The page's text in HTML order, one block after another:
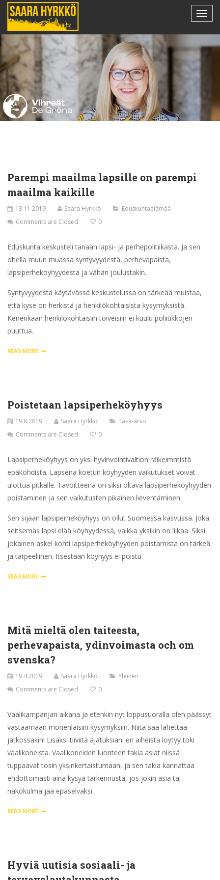
Parempi maailma lapsille on parempi
maailma kaikille
13.11.2019 Saara Hyrkkö
Eduskuntaelämää
Comments are Closed
0
Eduskunta keskusteli tänään lapsi- ja perhepolitiikasta. Ja sen
ohella muun muassa syntyvyydestä, perhevapaista,
lapsiperheköyhyydestä ja vähän joulustakin.
Syntyvyydestä käytävässä keskustelussa on tärkeää muistaa,
että kyse on herkistä ja henkilökohtaisista kysymyksistä.
Kenenkään henkilökohtaisiin toiveisiin ei kuulu poliitikkojen
puuttua.
READ MORE
Poistetaan lapsiperheköyhyys
19.8.2019 Saara Hyrkkö
Tasa-arvo
Comments are Closed
0
Lapsiperheköyhyys on yksi hyvinvointivaltion räikeimmistä
epäkohdista. Lapsena koetun köyhyyden vaikutukset voivat
ulottua pitkälle. Tavoitteena on siksi oltava lapsiperheköyhyyden
poistaminen ja sen vaikutusten pikainen lieventäminen.
Sen sijaan lapsiperheköyhyys on ollut Suomessa kasvussa. Joka
seitsemäs lapsi elää köyhyydessä, vaikka yksikin on liikaa. Siksi
jokainen askel kohti lapsiperheköyhyyden poistamista on tärkeä
ja tarpeellinen. Itsestään köyhyys ei poistu.
READ MORE
Mitä mieltä olen taiteesta,
perhevapaista, ydinvoimasta och om
svenska?
19.4.2019 Saara Hyrkkö
Yleinen
Comments are Closed
0
Vaalikampanjan aikana ja etenkin nyt loppusuoralla olen päässyt
vastaamaan monenlaisiin kysymyksiin. Niitä saa lähettää
jatkossakin! Lisäksi tiiviitä ajatuksiani eri aiheista löytyy toki
vaalikoneista. Vaalikoneiden luonteen takia asiat niissä
tuppaavat tosin yksinkertaistumaan, ja sen takia kannattaa
ehdottomasti aina kysyä tarkennusta, jos jokin asia tai
näkökulma jää epäselväksi.
READ MORE
Hyviä uutisia sosiaali- ja